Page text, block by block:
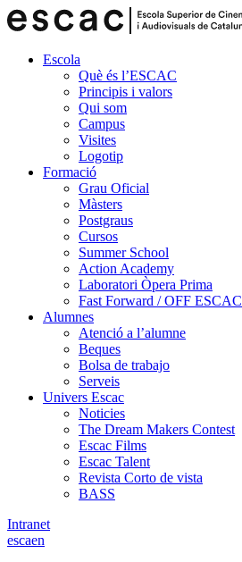
Escola
Què és l’ESCAC
Principis i valors
Qui som
Campus
Visites
Logotip
Formació
Grau Oficial
Màsters
Postgraus
Cursos
Summer School
Action Academy
Laboratori Òpera Prima
Fast Forward / OFF ESCAC
Alumnes
Atenció a l’alumne
Beques
Bolsa de trabajo
Serveis
Univers Escac
Noticies
The Dream Makers Contest
Escac Films
Escac Talent
Revista Corto de vista
BASS
Intranet
escaen